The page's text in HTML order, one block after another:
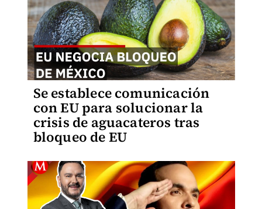
Se establece comunicación
con EU para solucionar la
crisis de aguacateros tras
bloqueo de EU